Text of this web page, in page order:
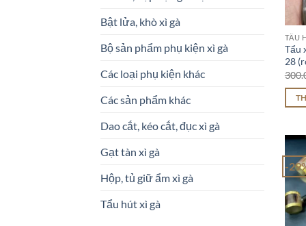
Bật lửa, khò xì gà
Bộ sản phẩm phụ kiện xì gà
Các loại phụ kiện khác
Các sản phẩm khác
Dao cắt, kéo cắt, đục xì gà
Gạt tàn xì gà
Hộp, tủ giữ ẩm xì gà
Tẩu hút xì gà
TẨU
Tẩu
28
-